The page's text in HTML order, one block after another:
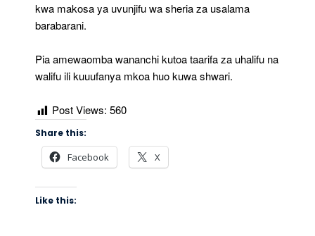
kwa makosa ya uvunjifu wa sheria za usalama
barabarani.
Pia amewaomba wananchi kutoa taarifa za uhalifu na
walifu ili kuuufanya mkoa huo kuwa shwari.
Post Views: 560
Share this:
Facebook X
Like this: